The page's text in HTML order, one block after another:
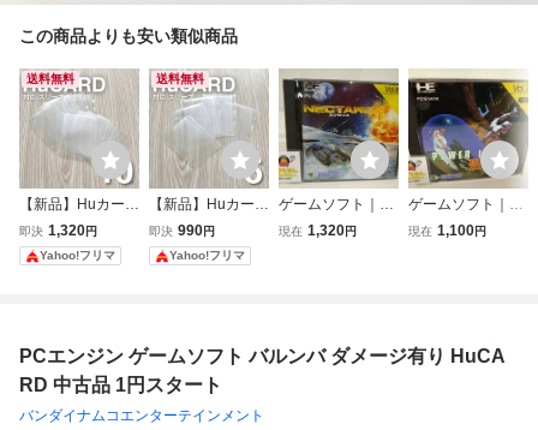
この商品よりも安い類似商品
送料無料
【新品】Huカード
対応 スリーブ ケ
ース 10枚セット P
Cエンジン PCE H
即決 1,320円
Yahoo!フリマ
送料無料
【新品】Huカード
対応 スリーブ ケ
ース 5枚セット P
Cエンジン PCE H
即決 990円
Yahoo!フリマ
ゲームソフト｜処
分品｜ネクタリス
現在 1,320円
ゲームソフト｜処
分品｜パワーリー
1】
現在 1,100円
PCエンジン ゲームソフト バルンバ ダメージ有り HuCA
RD 中古品 1円スタート
バンダイナムコエンターテインメント